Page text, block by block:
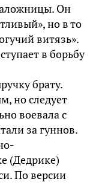
Он
но в то
витязь».
в борьбу
брату.
но следует
воевала с
за гуннов.
(Дедрике)
По версии